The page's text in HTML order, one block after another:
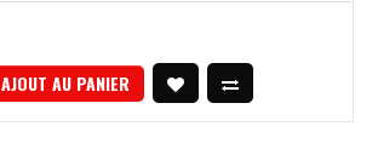
AJOUT AU PANIER